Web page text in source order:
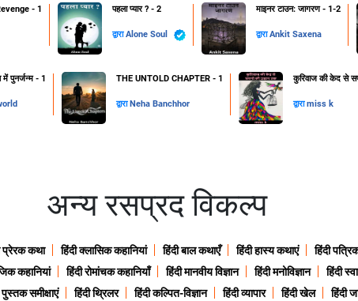
- 1 पहला प्यार ? - 2
द्वाराAlone Soul
माइनर टाउन: जागरण - 1-2
द्वाराAnkit Saxena
पुनर्जन्म - 1 THE UNTOLD CHAPTER - 1
द्वारा Neha Banchhor
कुरिवाज की केद से
द्वाराmiss k
अन्य रसप्रद विकल्प
प्रेरक कथा हिंदी क्लासिक कहानियां हिंदी बाल कथाएँ हिंदी हास्य कथाएं हिंदी
कहानियां हिंदी रोमांचक कहानियाँ हिंदी मानवीय विज्ञान हिंदी मनोविज्ञान हिंदी
पुस्तक समीक्षाएं हिंदी थ्रिलर हिंदी कल्पित-विज्ञान हिंदी व्यापार हिंदी खेल हिंदी